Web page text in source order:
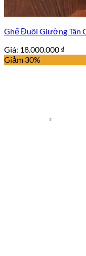
Ghế Đuôi Giường Tân
Giá: 18.000.000 ₫
Giảm 30%